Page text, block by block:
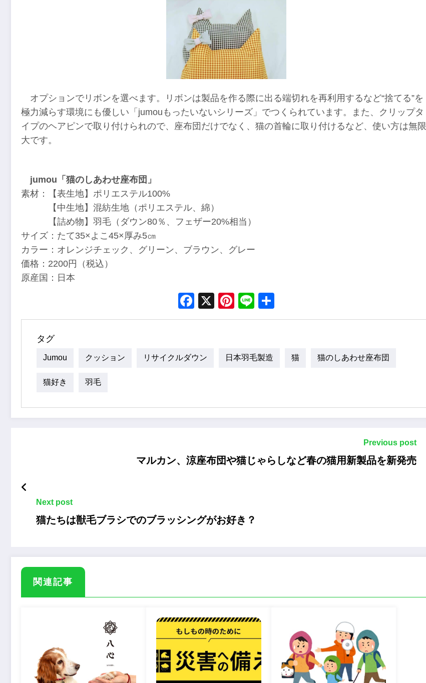
オプションでリボンを選べます。リボンは製品を作る際に出る端切れを再利用するなど“捨てる”を
極力減らす環境にも優しい「jumouもったいないシリーズ」でつくられています。また、クリップタ
イプのヘアピンで取り付けられので、座布団だけでなく、猫の首輪に取り付けるなど、使い方は無限
大です。
jumou「猫のしあわせ座布団」
素材：【表生地】ポリエステル100%
【中生地】混紡生地（ポリエステル、綿）
【詰め物】羽毛（ダウン80％、フェザー20%相当）
サイズ：たて35×よこ45×厚み5㎝
カラー：オレンジチェック、グリーン、ブラウン、グレー
価格：2200円（税込）
原産国：日本
Facebook
X Pinterest
Line
タグ
Jumou クッション リサイクルダウン 日本羽毛製造 猫 猫のしあわせ座布団
猫好き 羽毛
Previous post
マルカン、涼座布団や猫じゃらしなど春の猫用新製品を新発売
Next post
猫たちは獣毛ブラシでのブラッシングがお好き？
関連記事